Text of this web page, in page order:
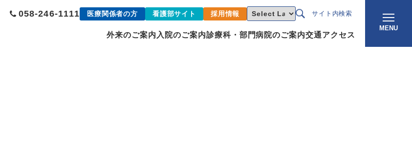
058-246-1111 医療関係者の方 看護部サイト 採用情報 サイト内検索
外来のご案内 入院のご案内診療科・部門病院のご案内交通アクセス
MENU